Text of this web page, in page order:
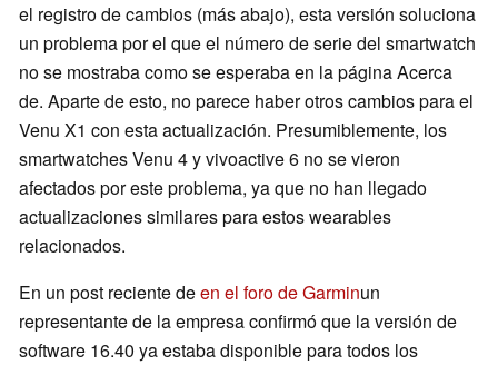
el registro de cambios (más abajo), esta versión soluciona
un problema por el que el número de serie del smartwatch
no se mostraba como se esperaba en la página Acerca
de. Aparte de esto, no parece haber otros cambios para el
Venu X1 con esta actualización. Presumiblemente, los
smartwatches Venu 4 y vivoactive 6 no se vieron
afectados por este problema, ya que no han llegado
actualizaciones similares para estos wearables
relacionados.
En un post reciente deen el foro de Garminun
representante de la empresa confirmó que la versión de
software 16.40 ya estaba disponible para todos los